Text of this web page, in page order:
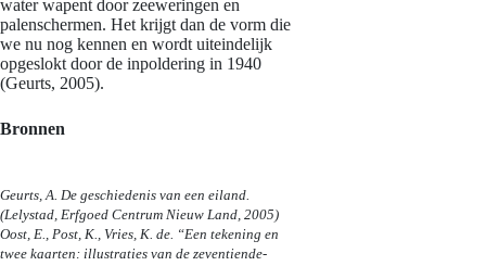
water wapent door zeeweringen en
palenschermen. Het krijgt dan de vorm die
we nu nog kennen en wordt uiteindelijk
opgeslokt door de inpoldering in 1940
(Geurts, 2005).
Bronnen
Geurts, A. De geschiedenis van een eiland.
(Lelystad, Erfgoed Centrum Nieuw Land, 2005)
Oost, E., Post, K., Vries, K. de. “Een tekening en
twee kaarten: illustraties van de zeventiende-